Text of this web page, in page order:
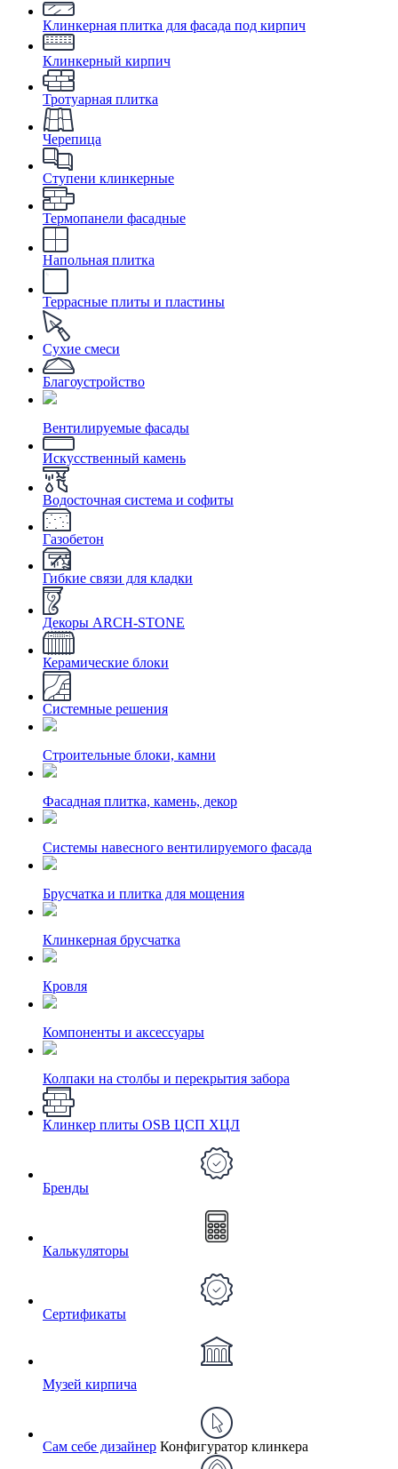
Клинкерная плитка для фасада под кирпич
Клинкерный кирпич
Тротуарная плитка
Черепица
Ступени клинкерные
Термопанели фасадные
Напольная плитка
Террасные плиты и пластины
Сухие смеси
Благоустройство
Вентилируемые фасады
Искусственный камень
Водосточная система и софиты
Газобетон
Гибкие связи для кладки
Декоры ARCH-STONE
Керамические блоки
Системные решения
Строительные блоки, камни
Фасадная плитка, камень, декор
Системы навесного вентилируемого фасада
Брусчатка и плитка для мощения
Клинкерная брусчатка
Кровля
Компоненты и аксессуары
Колпаки на столбы и перекрытия забора
Клинкер плиты OSB ЦСП ХЦЛ
Бренды
Калькуляторы
Сертификаты
Музей кирпича
Сам себе дизайнер Конфигуратор клинкера